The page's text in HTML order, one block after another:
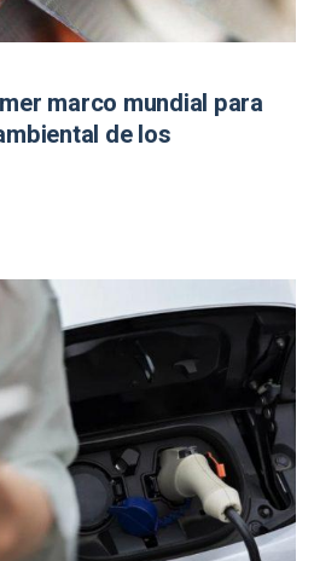
marco mundial para
de los